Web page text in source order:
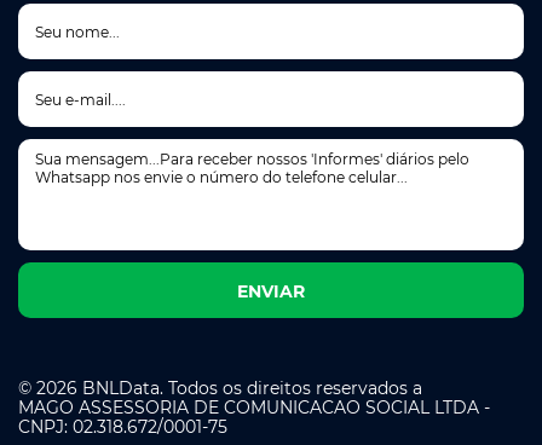
© 2026 BNLData. Todos os direitos reservados a
MAGO ASSESSORIA DE COMUNICACAO SOCIAL LTDA -
CNPJ: 02.318.672/0001-75